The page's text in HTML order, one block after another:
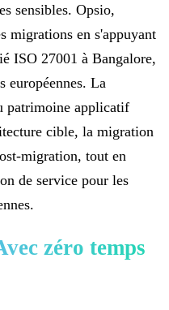
sensibles. Opsio,
migrations en s'appuyant
ISO 27001 à Bangalore,
européennes. La
patrimoine applicatif
cible, la migration
migration, tout en
de service pour les
zéro temps